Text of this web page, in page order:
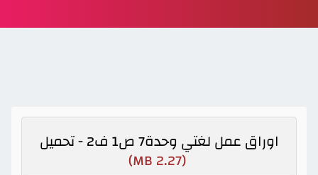
اوراق عمل لغتي وحدة7 ص1 ف2 - تحميل
(2.27 MB)